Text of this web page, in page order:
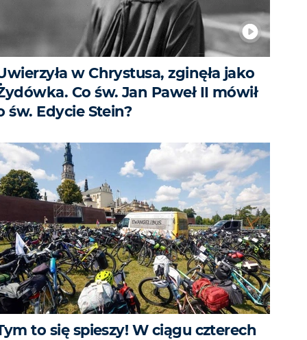
w Chrystusa, zginęła jako
Co św. Jan Paweł II mówił
św. Edycie Stein?
to się spieszy! W ciągu czterech